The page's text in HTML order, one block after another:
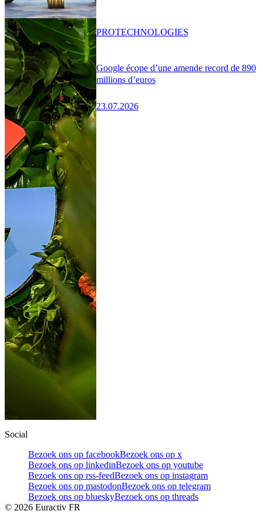
Google écope d’une amende record de 890
millions d’euros
23.07.2026
PROTECHNOLOGIES
Social
Bezoek ons op facebookBezoek ons op x
Bezoek ons op linkedinBezoek ons op youtube
Bezoek ons op rss-feedBezoek ons op instagram
Bezoek ons op mastodonBezoek ons op telegram
Bezoek ons op blueskyBezoek ons op threads
© 2026 Euractiv FR